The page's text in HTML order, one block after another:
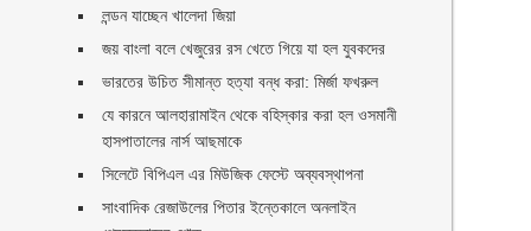
লন্ডন যাচ্ছেন খালেদা জিয়া
জয় বাংলা বলে খেজুরের রস খেতে গিয়ে যা হল যুবকদের
ভারতের উচিত সীমান্ত হত্যা বন্ধ করা: মির্জা ফখরুল
যে কারনে আলহারামাইন থেকে বহিস্কার করা হল ওসমানী
হাসপাতালের নার্স আছমাকে
সিলেটে বিপিএল এর মিউজিক ফেস্টে অব্যবস্থাপনা
সাংবাদিক রেজাউলের পিতার ইন্তেকালে অনলাইন